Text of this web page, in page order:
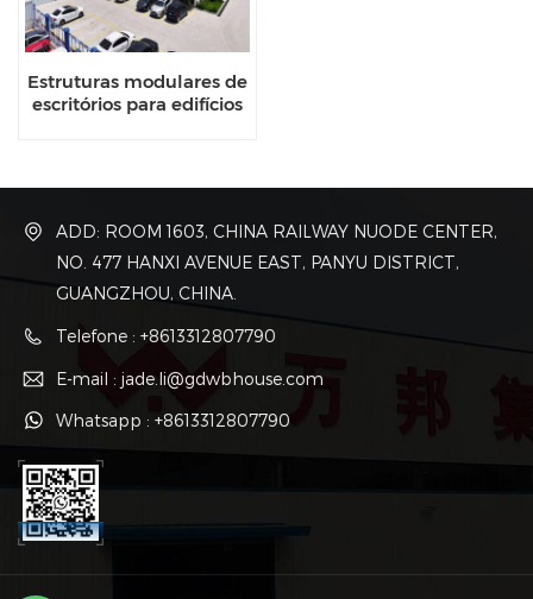
Estruturas modulares de
escritórios para edifícios
ADD: ROOM 1603, CHINA RAILWAY NUODE CENTER,
NO. 477 HANXI AVENUE EAST, PANYU DISTRICT,
GUANGZHOU, CHINA.
Telefone : +8613312807790
E-mail : jade.li@gdwbhouse.com
Whatsapp : +8613312807790